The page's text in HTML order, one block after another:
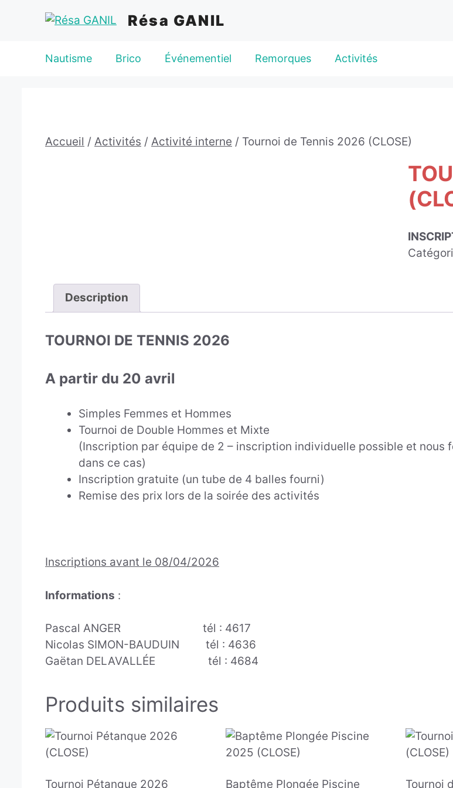
Résa GANIL
Nautisme Brico Événementiel Remorques Activités
Accueil / Activités / Activité interne / Tournoi de Tennis 2026 (CLOSE)
Description
TOURNOI DE TENNIS 2026
A partir du 20 avril
Simples Femmes et Hommes
Tournoi de Double Hommes et Mixte
(Inscription par équipe de 2 – inscription individuelle possible et nous
dans ce cas)
Inscription gratuite (un tube de 4 balles fourni)
Remise des prix lors de la soirée des activités
Inscriptions avant le 08/04/2026
Informations :
Pascal ANGER tél : 4617
Nicolas SIMON-BAUDUIN tél : 4636
Gaëtan DELAVALLÉE tél : 4684
Produits similaires
Tournoi Pétanque 2026 Baptême Plongée Piscine Tournoi